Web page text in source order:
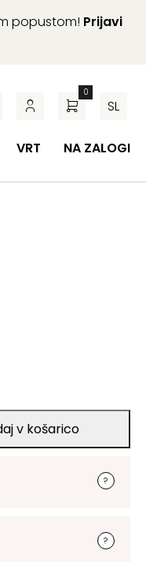
popustom! Prijavi
0
SL
VRT NA ZALOGI
v košarico